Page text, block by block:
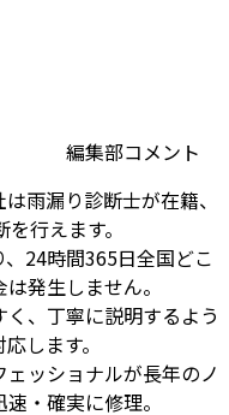
編集部コメント
雨漏り診断士が在籍、
行えます。
24時間365日全国どこ
発生しません。
、丁寧に説明するよう
します。
ッショナルが長年のノ
・確実に修理。